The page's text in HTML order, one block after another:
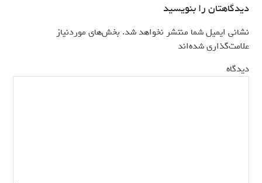
دیدگاهتان را بنویسید
نشانی ایمیل شما منتشر نخواهد شد. بخش‌های موردنیاز
علامت‌گذاری شده‌اند*
دیدگاه*